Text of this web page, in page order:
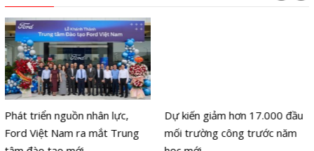
Phát triển nguồn nhân lực,
Ford Việt Nam ra mắt Trung
Dự kiến giảm hơn 17.000 đầu
mối trường công trước năm